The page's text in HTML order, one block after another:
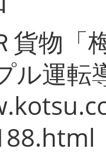
物「
ル運転